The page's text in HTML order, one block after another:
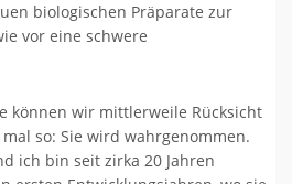
biologischen Präparate zur
vor eine schwere
können wir mittlerweile Rücksicht
so: Sie wird wahrgenommen.
ich bin seit zirka 20 Jahren